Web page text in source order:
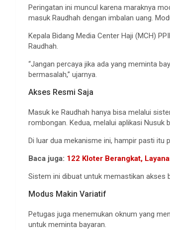
Peringatan ini muncul karena maraknya
masuk Raudhah dengan imbalan uang.
Kepala Bidang Media Center Haji (MCH)
Raudhah.
“Jangan percaya jika ada yang meminta
bermasalah,” ujarnya.
Akses Resmi Saja
Masuk ke Raudhah hanya bisa melalui
rombongan. Kedua, melalui aplikasi Nusuk
Di luar dua mekanisme ini, hampir pasti itu
Baca juga: 122 Kloter Berangkat,
Sistem ini dibuat untuk memastikan akses
Modus Makin Variatif
Petugas juga menemukan oknum yang
untuk meminta bayaran.